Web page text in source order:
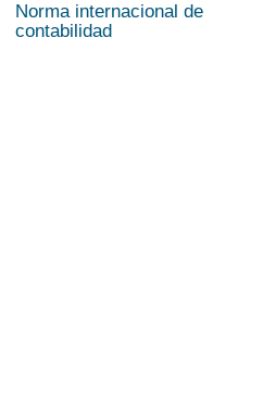
Norma internacional de
contabilidad